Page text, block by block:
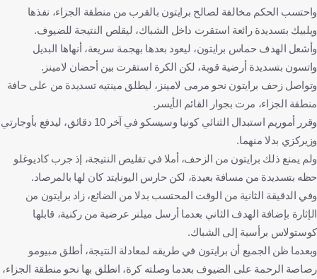
واحتسب الحكم مخالفة لصالح برايتون بالقرب من منطقة الجزاء، نفذها
ويلبيك بتسديدة رائعة استقرت داخل الشباك، ليقلص النتيجة للضيوف.
وأشعل الهدف حماس برايتون، ليعود بعدها بهجمة سريعة، أنهاها البديل
واتسون بتسديدة أرضية قوية، لكن الكرة استقرت بين أحضان لامينز.
وتواصل زحف برايتون نحو مرمى لامينز، ليطلق مينتيه تسديدة من على حافة
منطقة الجزاء، مرت بجوار القائم الأيسر.
وقرر أموريم استبدال الثنائي كونيا وسيسكو في آخر 10 دقائق، ليدفع بأوجارتي
وزيركزي بدلا منهما.
ولم يمنع ذلك برايتون من الزحف، أملا في تقليص النتيجة، إذ جرب كاديوغلو
حظه بتسديدة من مسافة بعيدة، لكن حارس اليونايتد كان لها بالمرصاد.
وفي الدقيقة الثانية من الوقت المحتسب بدلا من الضائع، زاد برايتون من
الإثارة بإضافة الهدف الثاني بعدما أرسل ميلنر عرضية من ركنية، قابلها
كوستولاس برأسية إلى الشباك.
وبعدما ظن الجميع أن برايتون في طريقه لمعادلة النتيجة، أطلق مبيومو
رصاصة الرحمة على الضيوف بعدما وصلته كرة، انطلق بها نحو منطقة الجزاء،